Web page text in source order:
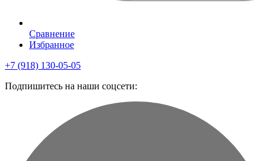
Сравнение
Избранное
+7 (918) 130-05-05
Подпишитесь на наши соцсети: